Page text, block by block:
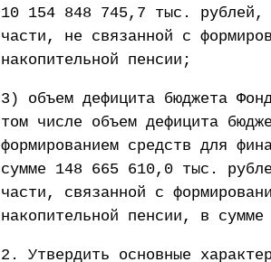
10 154 848 745,7 тыс.
части, не связанной с
накопительной пенсии;
3) объем дефицита бюджета
том числе объем дефицита
формированием средств для
сумме 148 665 610,0 тыс.
части, связанной с
накопительной пенсии, в
2. Утвердить основные